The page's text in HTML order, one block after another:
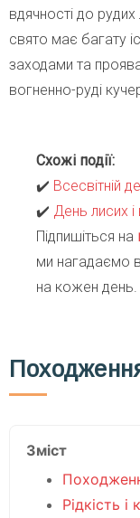
вдячності до
свято має багату
заходами та
вогненно-руді
Схожі події:
✔️ Всесвітній
✔️ День лисих і
Підпишіться на
ми нагадаємо
на кожен день.
Зміст
Рідкість